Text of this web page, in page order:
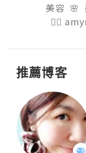
美容  🌸
👉🏻
推薦博客